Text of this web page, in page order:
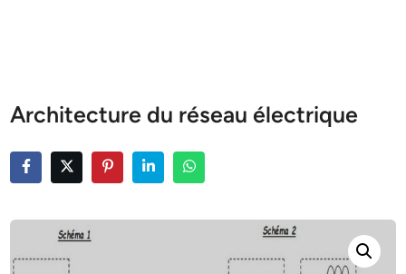
Architecture du réseau électrique